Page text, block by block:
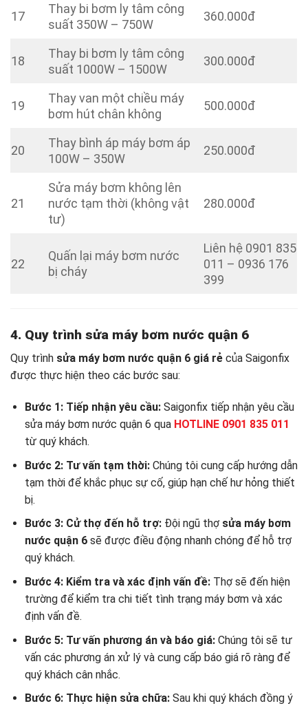
17
Thay bi bơm ly tâm công
suất 350W – 750W
360.000đ
18
Thay bi bơm ly tâm công
suất 1000W – 1500W
300.000đ
19
Thay van một chiều máy
bơm hút chân không
500.000đ
20
Thay bình áp máy bơm áp
100W – 350W
250.000đ
21
Sửa máy bơm không lên
nước tạm thời (không vật
tư)
280.000đ
22
Quấn lại máy bơm nước
bị cháy
Liên hệ 0901 835
011 – 0936 176
399
4. Quy trình sửa máy bơm nước quận 6
Quy trình sửa máy bơm nước quận 6 giá rẻ của Saigonfix
được thực hiện theo các bước sau:
Bước 1: Tiếp nhận yêu cầu:Saigonfix tiếp nhận yêu cầu
sửa máy bơm nước quận 6 qua HOTLINE 0901 835 011
từ quý khách.
Bước 2: Tư vấn tạm thời:Chúng tôi cung cấp hướng dẫn
tạm thời để khắc phục sự cố, giúp hạn chế hư hỏng thiết
bị.
Bước 3: Cử thợ đến hỗ trợ:Đội ngũ thợsửa máy bơm
nước quận 6sẽ được điều động nhanh chóng để hỗ trợ
quý khách.
Bước 4: Kiểm tra và xác định vấn đề:Thợ sẽ đến hiện
trường để kiểm tra chi tiết tình trạng máy bơm và xác
định vấn đề.
Bước 5: Tư vấn phương án và báo giá:Chúng tôi sẽ tư
vấn các phương án xử lý và cung cấp báo giá rõ ràng để
quý khách cân nhắc.
Bước 6: Thực hiện sửa chữa:Sau khi quý khách đồng ý